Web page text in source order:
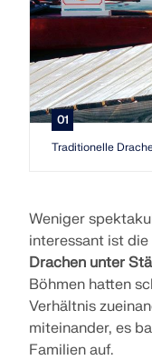
CFD-Software für
Dlubal
Ihr Tor zur
Automatisierung
API Dokumentation
01
Traditionelle
Weniger
interessant ist
Drachen unter
Böhmen hatten
Verhältnis
miteinander, es
Familien auf.